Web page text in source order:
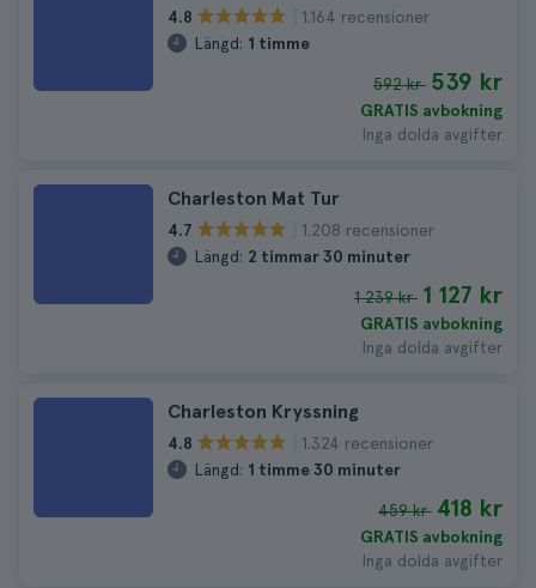
4.8
1.164 recensioner
Längd: 1 timme
592 kr 539 kr
GRATIS avbokning
Inga dolda avgifter
Charleston Mat Tur
4.7
1.208 recensioner
Längd: 2 timmar 30 minuter
1 239 kr 1 127 kr
GRATIS avbokning
Inga dolda avgifter
Charleston Kryssning
4.8
1.324 recensioner
Längd: 1 timme 30 minuter
459 kr 418 kr
GRATIS avbokning
Inga dolda avgifter